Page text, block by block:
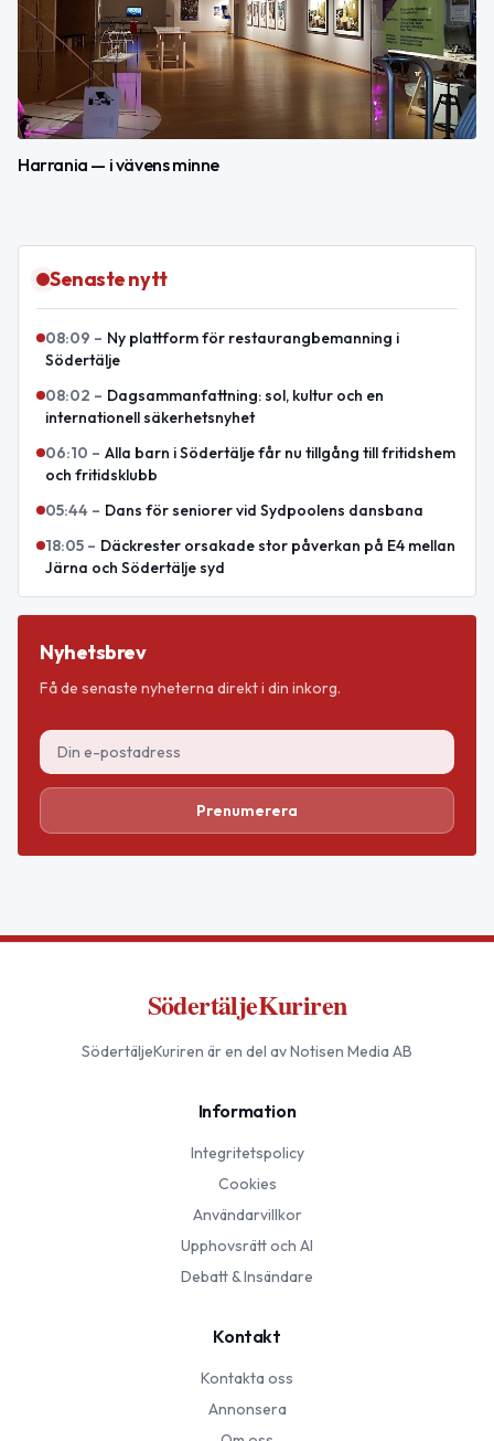
Harrania — i vävens minne
Senaste nytt
08:09 – Ny plattform för restaurangbemanning i
Södertälje
08:02 – Dagsammanfattning: sol, kultur och en
internationell säkerhetsnyhet
06:10 – Alla barn i Södertälje får nu tillgång till fritidshem
och fritidsklubb
05:44 – Dans för seniorer vid Sydpoolens dansbana
18:05 – Däckrester orsakade stor påverkan på E4 mellan
Järna och Södertälje syd
Nyhetsbrev
Få de senaste nyheterna direkt i din inkorg.
Prenumerera
SödertäljeKuriren
SödertäljeKuriren är en del av Notisen Media AB
Information
Integritetspolicy
Cookies
Användarvillkor
Upphovsrätt och AI
Debatt & Insändare
Kontakt
Kontakta oss
Annonsera